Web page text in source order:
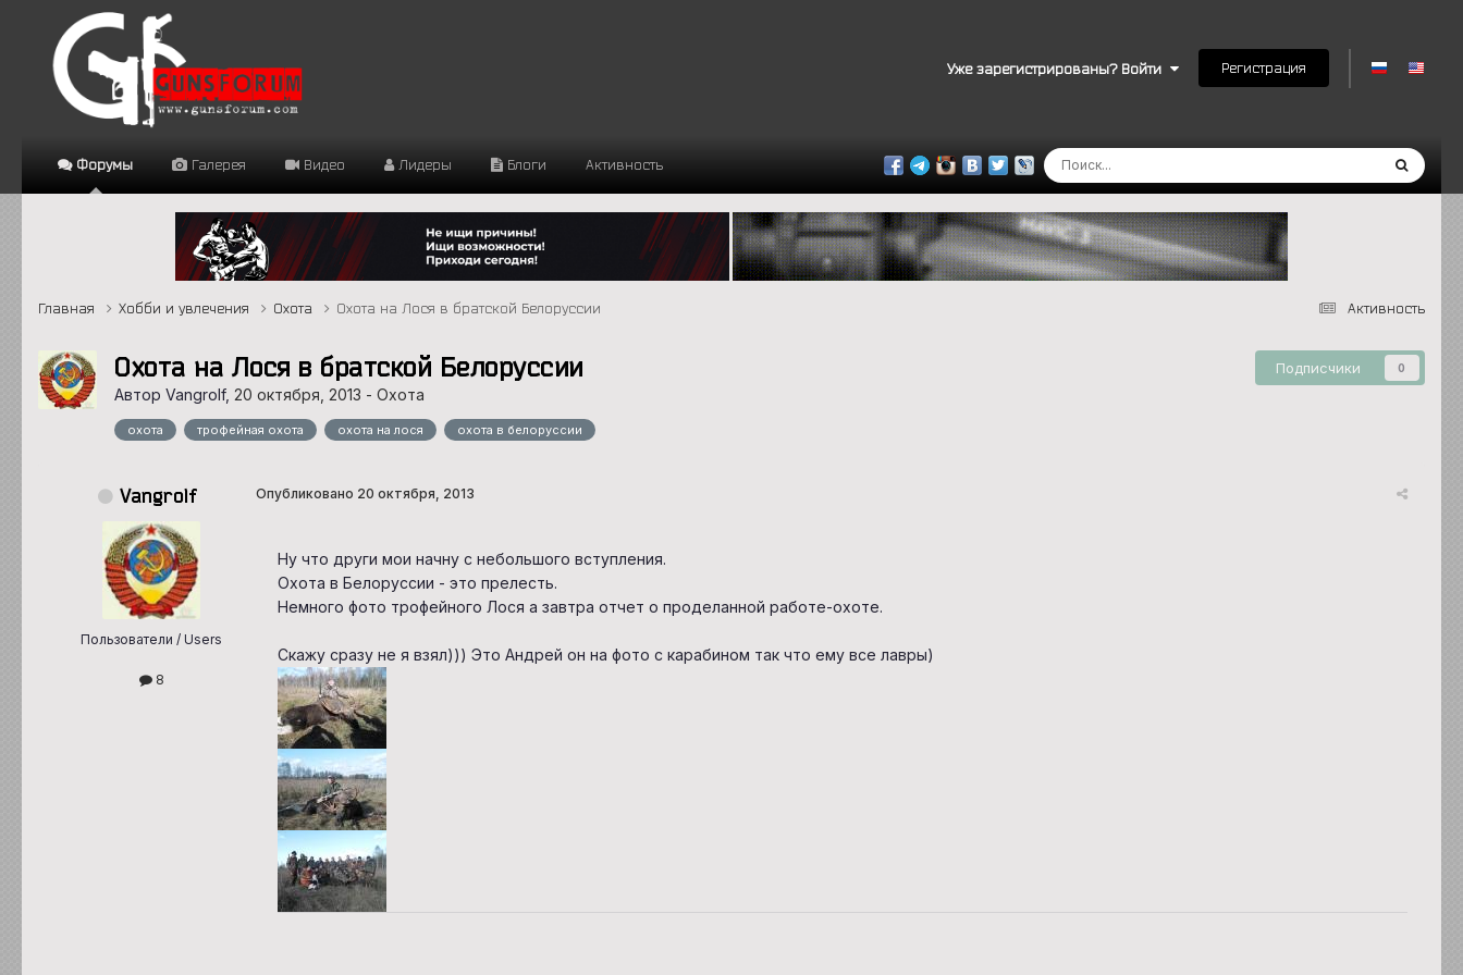
Уже зарегистрированы? Войти Регистрация
Форумы Галерея Видео Лидеры Блоги Активность
Активность
Главная Хобби и увлечения Охота Охота на Лося в братской Белоруссии
Подписчики 0
Охота на Лося в братской Белоруссии
Автор Vangrolf,20 октября, 2013 -Охота
охота трофейная охота охота на лося охота в белоруссии
Vangrolf
Пользователи / Users
8
Опубликовано 20 октября, 2013
Ну что други мои начну с небольшого вступления.
Охота в Белоруссии - это прелесть.
Немного фото трофейного Лося а завтра отчет о проделанной работе-охоте.
Скажу сразу не я взял))) Это Андрей он на фото с карабином так что ему все лавры)